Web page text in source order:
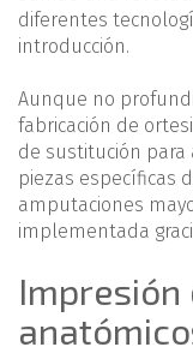
diferentes
introducción.
Aunque no
fabricación de
de sustitución para
piezas específicas
amputaciones
implementada
Impresión